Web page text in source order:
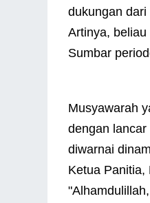
dukungan
Artinya,
Sumbar
Musyawarah
dengan
diwarnai
Ketua Panitia,